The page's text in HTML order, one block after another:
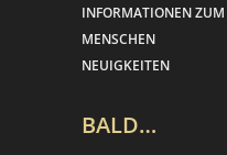
INFORMATIONEN
MENSCHEN
NEUIGKEITEN
BALD…